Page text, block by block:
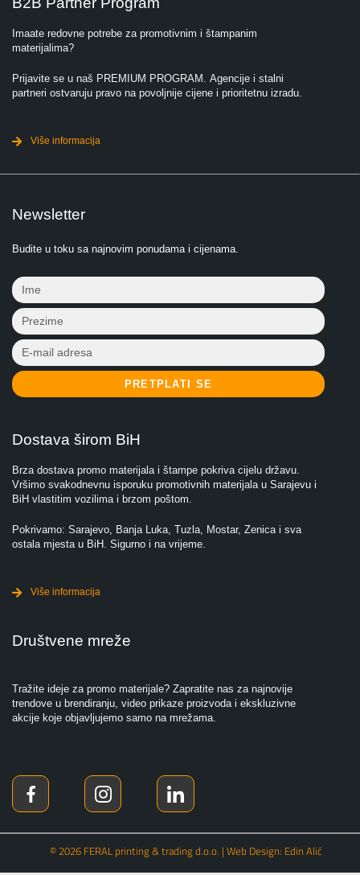
Imaate redovne potrebe za promotivnim i štampanim
materijalima?
Prijavite se u naš PREMIUM PROGRAM. Agencije i stalni
partneri ostvaruju pravo na povoljnije cijene i prioritetnu izradu.
Više informacija
Newsletter
Budite u toku sa najnovim ponudama i cijenama.
PRETPLATI SE
Dostava širom BiH
Brza dostava promo materijala i štampe pokriva cijelu državu.
Vršimo svakodnevnu isporuku promotivnih materijala u Sarajevu i
BiH vlastitim vozilima i brzom poštom.
Pokrivamo: Sarajevo, Banja Luka, Tuzla, Mostar, Zenica i sva
ostala mjesta u BiH. Sigurno i na vrijeme.
Više informacija
Društvene mreže
Tražite ideje za promo materijale? Zapratite nas za najnovije
trendove u brendiranju, video prikaze proizvoda i ekskluzivne
akcije koje objavljujemo samo na mrežama.
© 2026 FERAL printing & trading d.o.o. | Web Design: Edin Alić